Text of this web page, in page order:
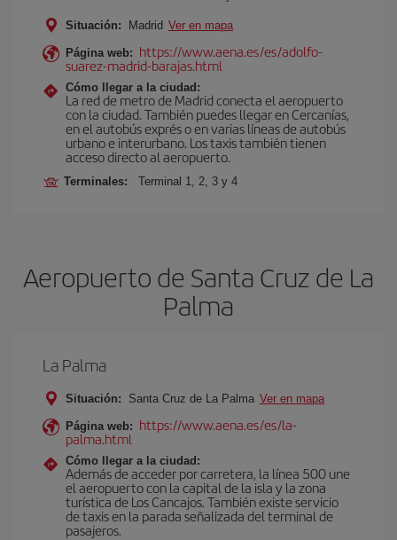
Situación: Madrid Ver en mapa
Página web: https://www.aena.es/es/adolfo-
suarez-madrid-barajas.html
Cómo llegar a la ciudad:
La red de metro de Madrid conecta el aeropuerto
con la ciudad. También puedes llegar en Cercanías,
en el autobús exprés o en varias líneas de autobús
urbano e interurbano. Los taxis también tienen
acceso directo al aeropuerto.
Terminales: Terminal 1, 2, 3 y 4
Aeropuerto de Santa Cruz de La
Palma
La Palma
Situación: Santa Cruz de La Palma Ver en mapa
Página web: https://www.aena.es/es/la-
palma.html
Cómo llegar a la ciudad:
Además de acceder por carretera, la línea 500 une
el aeropuerto con la capital de la isla y la zona
turística de Los Cancajos. También existe servicio
de taxis en la parada señalizada del terminal de
pasajeros.